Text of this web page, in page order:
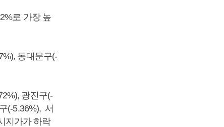
로 가장 높
동대문구(-
광진구(-
(-5.36%), 서
지가가 하락